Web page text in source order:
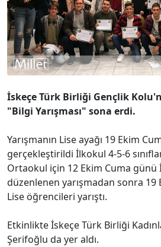
İskeçe Türk Birliği Gençlik
"Bilgi Yarışması" sona erdi.
Yarışmanın Lise ayağı 19 Ekim
gerçekleştirildi İlkokul 4-5-6
Ortaokul için 12 Ekim Cuma
düzenlenen yarışmadan sonra 19
Lise öğrencileri yarıştı.
Etkinlikte İskeçe Türk Birliği
Şerifoğlu da yer aldı.